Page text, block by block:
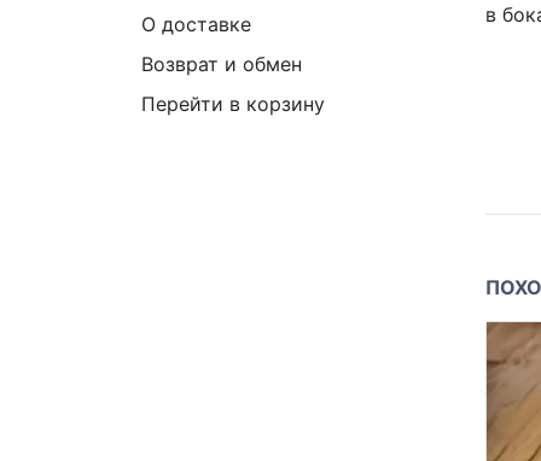
О доставке
Возврат и обмен
Перейти в корзину
в